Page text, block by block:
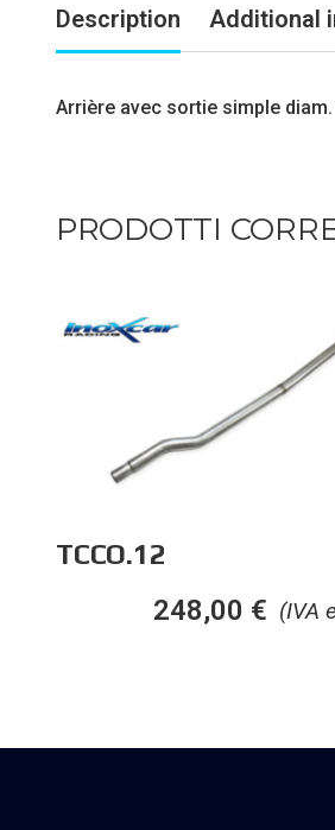
Description Additional
Arrière avec sortie simple diam.
PRODOTTI
TCCO.12
(IVA
248,00 €